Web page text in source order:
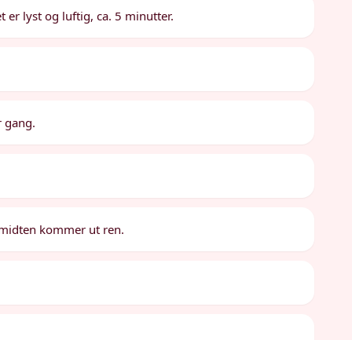
er lyst og luftig, ca. 5 minutter.
gang.
kommer ut ren.